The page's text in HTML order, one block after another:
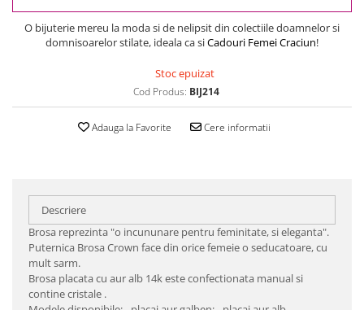
O bijuterie mereu la moda si de nelipsit din colectiile doamnelor si
domnisoarelor stilate, ideala ca siCadouri Femei Craciun!
Stoc epuizat
Cod Produs: BIJ214
Adauga la Favorite Cere informatii
Descriere
Brosa reprezinta "o incununare pentru feminitate, si eleganta".
Puternica Brosa Crown face din orice femeie o seducatoare, cu
mult sarm.
Brosa placata cu aur alb 14k este confectionata manual si
contine cristale .